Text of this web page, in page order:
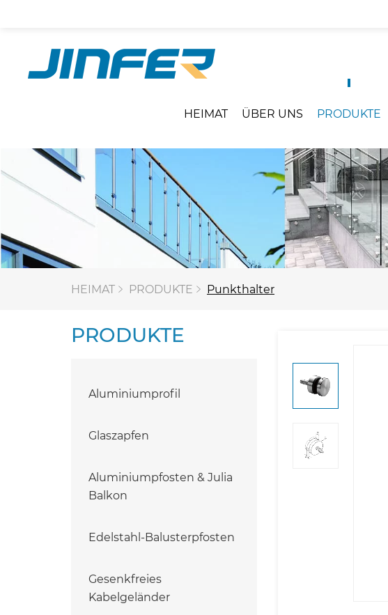
HEIMAT ÜBER UNS PRODUKTE
HEIMAT PRODUKTE Punkthalter
PRODUKTE
Aluminiumprofil
Glaszapfen
Aluminiumpfosten & Julia
Balkon
Edelstahl-Balusterpfosten
Gesenkfreies
Kabelgeländer